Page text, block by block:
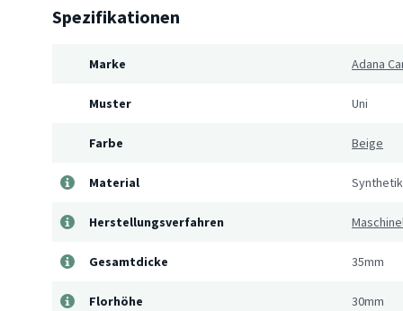
Spezifikationen
Marke Adana
Muster Uni
Farbe Beige
Material Synthetik
Herstellungsverfahren
Gesamtdicke 35mm
Florhöhe 30mm